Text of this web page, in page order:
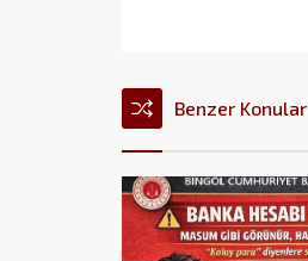
Benzer Konular